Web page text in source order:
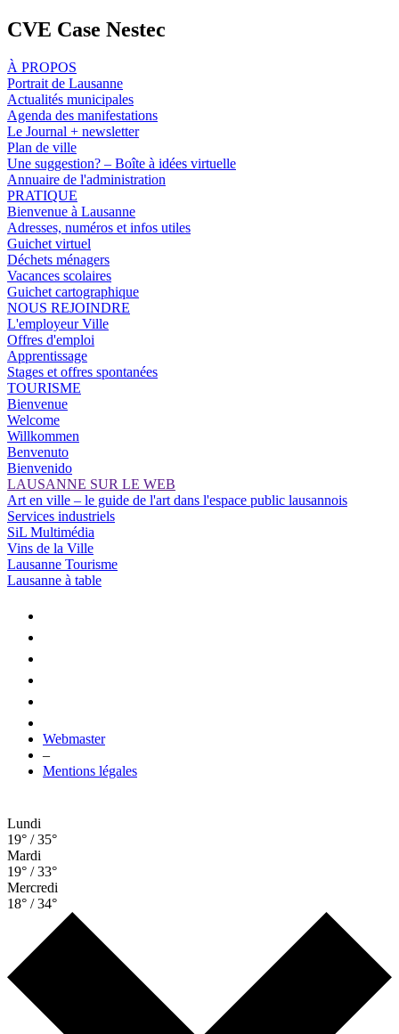
CVE Case Nestec
À PROPOS
Portrait de Lausanne
Actualités municipales
Agenda des manifestations
Le Journal + newsletter
Plan de ville
Une suggestion? – Boîte à idées virtuelle
Annuaire de l'administration
PRATIQUE
Bienvenue à Lausanne
Adresses, numéros et infos utiles
Guichet virtuel
Déchets ménagers
Vacances scolaires
Guichet cartographique
NOUS REJOINDRE
L'employeur Ville
Offres d'emploi
Apprentissage
Stages et offres spontanées
TOURISME
Bienvenue
Welcome
Willkommen
Benvenuto
Bienvenido
LAUSANNE SUR LE WEB
Art en ville – le guide de l'art dans l'espace public lausannois
Services industriels
SiL Multimédia
Vins de la Ville
Lausanne Tourisme
Lausanne à table
Webmaster
–
Mentions légales
Lundi
19° / 35°
Mardi
19° / 33°
Mercredi
18° / 34°